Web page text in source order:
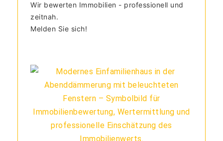
Wir bewerten Immobilien - professionell und
zeitnah.
Melden Sie sich!